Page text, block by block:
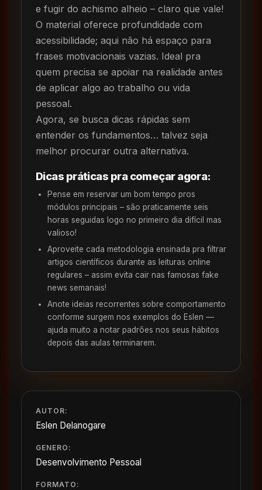
e fugir do achismo alheio – claro que vale!
O material oferece profundidade com
acessibilidade; aqui não há espaço para
frases motivacionais vazias. Ideal pra
quem precisa se apoiar na realidade antes
de aplicar algo ao trabalho ou vida
pessoal.
Agora, se busca dicas rápidas sem
entender os fundamentos… talvez seja
melhor procurar outra alternativa.
Dicas práticas pra começar agora:
Pense em reservar um bom tempo pros
módulos principais – são praticamente seis
horas seguidas logo no primeiro dia difícil mas
valioso!
Aproveite cada metodologia ensinada pra filtrar
artigos científicos durante as leituras online
regulares – assim evita cair nas famosas fake
news semanais!
Anote ideias recorrentes sobre comportamento
conforme surgem nos exemplos do Eslen —
ajuda muito a notar padrões nos seus hábitos
depois das aulas terminarem.
AUTOR:
Eslen Delanogare
GENERO:
Desenvolvimento Pessoal
FORMATO: